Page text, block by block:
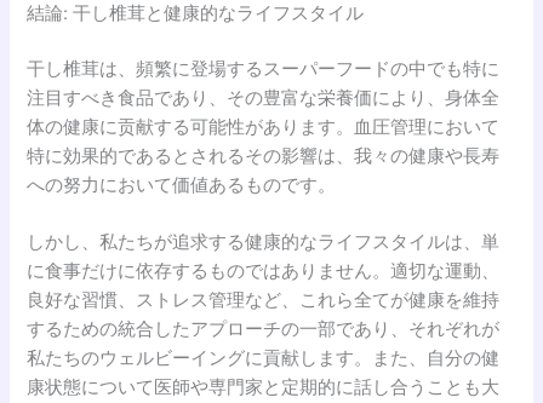
結論: 干し椎茸と健康的なライフスタイル
干し椎茸は、頻繁に登場するスーパーフードの中でも特に
注目すべき食品であり、その豊富な栄養価により、身体全
体の健康に贡献する可能性があります。血圧管理において
特に効果的であるとされるその影響は、我々の健康や長寿
への努力において価値あるものです。
しかし、私たちが追求する健康的なライフスタイルは、単
に食事だけに依存するものではありません。適切な運動、
良好な習慣、ストレス管理など、これら全てが健康を維持
するための統合したアプローチの一部であり、それぞれが
私たちのウェルビーイングに貢献します。また、自分の健
康状態について医師や専門家と定期的に話し合うことも大